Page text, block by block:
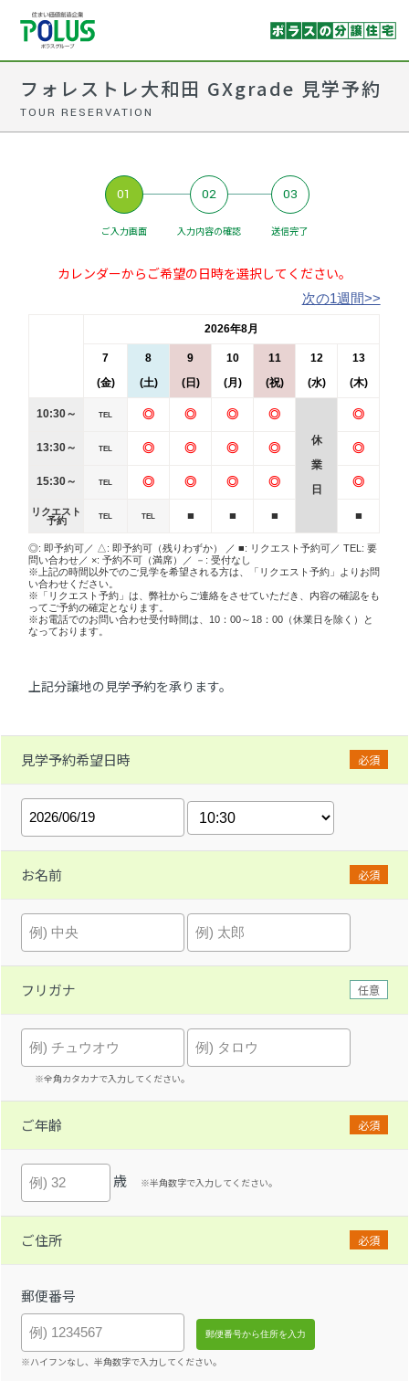
フォレストレ大和田 GXgrade 見学予約
TOUR RESERVATION
01
ご入力画面
02
入力内容の確認
03
送信完了
カレンダーからご希望の日時を選択してください。
次の1週間>>
2026年8月
7
(金)
8
(土)
9
(日)
10
(月)
11
(祝)
12
(水)
13
(木)
10:30～ TEL ◎ ◎ ◎ ◎
休
業
日
◎
13:30～ TEL ◎ ◎ ◎ ◎ ◎
15:30～ TEL ◎ ◎ ◎ ◎ ◎
リクエスト
予約
TEL TEL ■ ■ ■ ■
◎: 即予約可／ △: 即予約可（残りわずか） ／ ■: リクエスト予約可／ TEL: 要
問い合わせ／ ×: 予約不可（満席）／ －: 受付なし
※上記の時間以外でのご見学を希望される方は、「リクエスト予約」よりお問
い合わせください。
※「リクエスト予約」は、弊社からご連絡をさせていただき、内容の確認をも
ってご予約の確定となります。
※お電話でのお問い合わせ受付時間は、10：00～18：00（休業日を除く）と
なっております。
上記分譲地の見学予約を承ります。
見学予約希望日時 必須
お名前 必須
フリガナ 任意
※全角カタカナで入力してください。
ご年齢 必須
歳 ※半角数字で入力してください。
ご住所 必須
郵便番号
※ハイフンなし、半角数字で入力してください。